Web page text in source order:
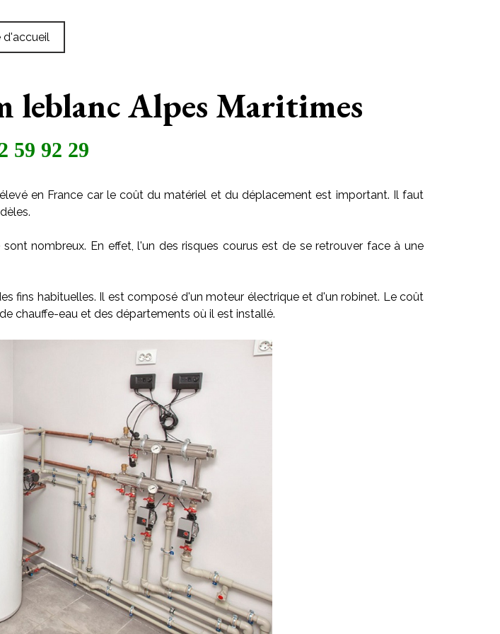
d'accueil
leblanc Alpes Maritimes
59 92 29
en France car le coût du matériel et du déplacement est important. Il faut
nombreux. En effet, l'un des risques courus est de se retrouver face à une
fins habituelles. Il est composé d'un moteur électrique et d'un robinet. Le coût
chauffe-eau et des départements où il est installé.